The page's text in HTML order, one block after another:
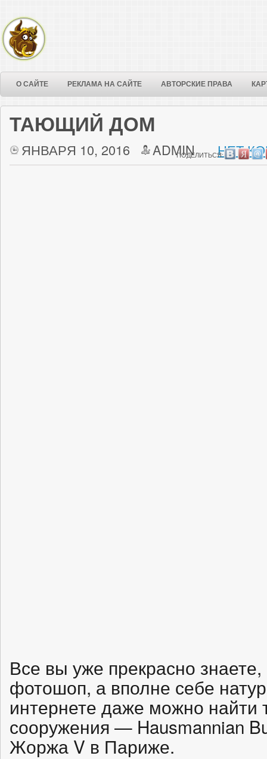
О САЙТЕ РЕКЛАМА НА САЙТЕ АВТОРСКИЕ ПРАВА
ТАЮЩИЙ ДОМ
ЯНВАРЯ 10, 2016 ADMIN НЕТ
ПОДЕЛИТЬСЯ:
Все вы уже прекрасно знаете,
фотошоп, а вполне себе
интернете даже можно найти
сооружения — Hausmannian
Жоржа V в Париже.